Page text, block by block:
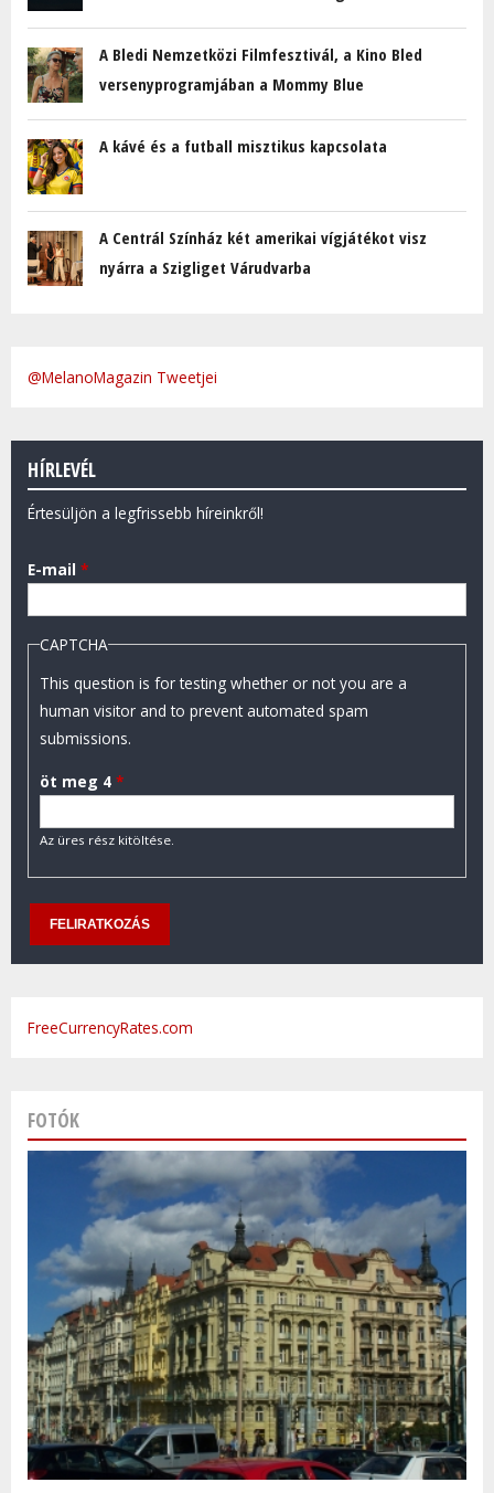
A Bledi Nemzetközi Filmfesztivál, a Kino Bled
versenyprogramjában a Mommy Blue
A kávé és a futball misztikus kapcsolata
A Centrál Színház két amerikai vígjátékot visz
nyárra a Szigliget Várudvarba
@MelanoMagazin Tweetjei
HÍRLEVÉL
Értesüljön a legfrissebb híreinkről!
E-mail *
CAPTCHA
This question is for testing whether or not you are a
human visitor and to prevent automated spam
submissions.
öt meg 4 *
Az üres rész kitöltése.
FreeCurrencyRates.com
FOTÓK
Varsó